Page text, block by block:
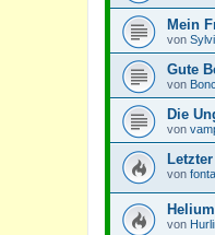
Mein
von
Gute
von
Die
von
von
Helium
von